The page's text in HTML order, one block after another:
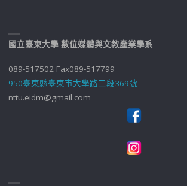
國立臺東大學 數位媒體與文教產業學系
089-517502 Fax089-517799
950臺東縣臺東市大學路二段369號
nttu.eidm@gmail.com